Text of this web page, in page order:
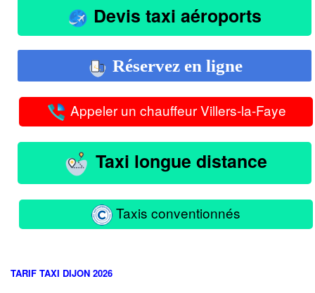
Devis taxi aéroports
Réservez en ligne
Appeler un chauffeur Villers-la-Faye
Taxi longue distance
Taxis conventionnés
TARIF TAXI DIJON 2026